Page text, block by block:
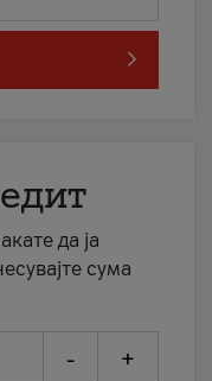
да ја
сума
- +